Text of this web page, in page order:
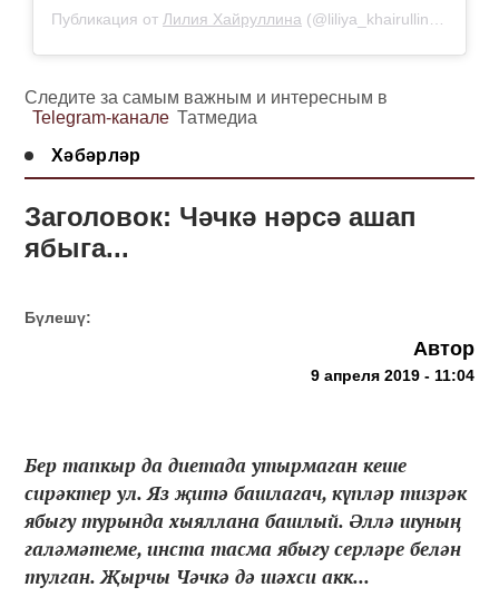
Публикация от Лилия Хайруллина (@liliya_khairullina_official)
Следите за самым важным и интересным в
Telegram-канале Татмедиа
Хәбәрләр
Заголовок: Чәчкә нәрсә ашап
ябыга...
Бүлешү:
Автор
9 апреля 2019 - 11:04
Бер тапкыр да диетада утырмаган кеше
сирәктер ул. Яз җитә башлагач, күпләр тизрәк
ябыгу турында хыяллана башлый. Әллә шуның
галәмәтеме, инста тасма ябыгу серләре белән
тулган. Җырчы Чәчкә дә шәхси акк...